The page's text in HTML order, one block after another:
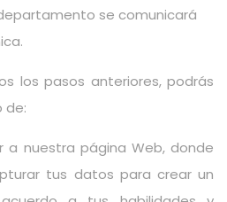
se comunicará
los pasos anteriores, podrás
de:
a nuestra página Web, donde
tus datos para crear un